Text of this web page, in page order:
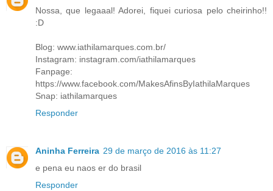
Nossa, que legaaal! Adorei, fiquei curiosa pelo cheirinho!!
:D
Blog: www.iathilamarques.com.br/
Instagram: instagram.com/iathilamarques
Fanpage:
https://www.facebook.com/MakesAfinsByIathilaMarques
Snap: iathilamarques
Responder
Aninha Ferreira 29 de março de 2016 às 11:27
e pena eu naos er do brasil
Responder